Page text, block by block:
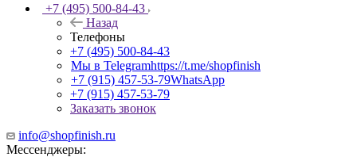
+7 (495) 500-84-43
Назад
Телефоны
+7 (495) 500-84-43
Мы в Telegramhttps://t.me/shopfinish
+7 (915) 457-53-79WhatsApp
+7 (915) 457-53-79
Заказать звонок
info@shopfinish.ru
Мессенджеры: